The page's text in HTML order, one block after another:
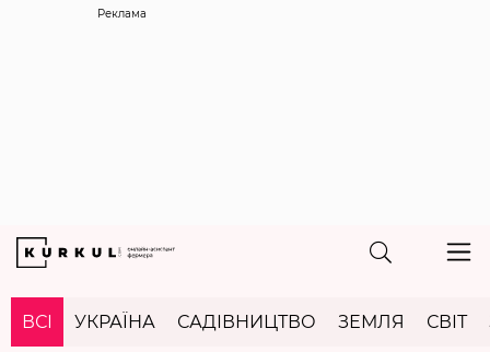
Реклама
ВСІ УКРАЇНА САДІВНИЦТВО ЗЕМЛЯ СВІТ